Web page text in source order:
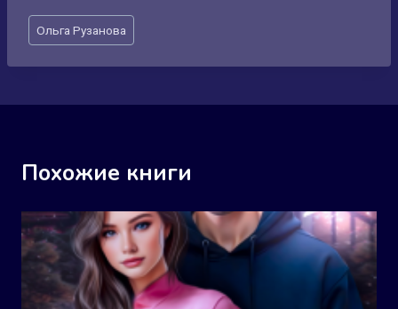
Метки
записи:
Ольга Рузанова
Похожие книги